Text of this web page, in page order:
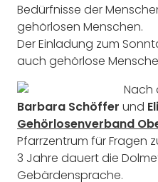
Bedürfnisse der
gehörlosen Menschen.
Der Einladung zum
auch gehörlose
Nach
Barbara Schöffer und
Gehörlosenverband
Pfarrzentrum für Fragen
3 Jahre dauert die
Gebärdensprache.